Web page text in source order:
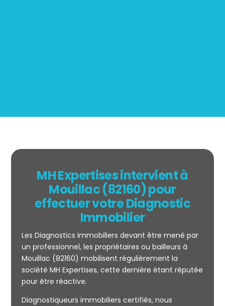
Mesurage
CARREZ
MH Expertises intervient à
Mouillac (82160) pour
effectuer votre Diagnostic
Immobilier
Les Diagnostics Immobiliers devant être mené par
un professionnel, les propriétaires ou bailleurs à
Mouillac (82160) mobilisent régulièrement la
société MH Expertises, cette dernière étant réputée
pour être réactive.
Diagnostiqueurs immobiliers certifiés, nous